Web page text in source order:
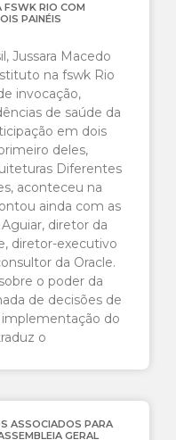
FSWK RIO COM
PAINÉIS
Jussara Macedo
na fswk Rio
invocação,
de saúde da
em dois
deles,
Diferentes
aconteceu na
ainda com as
diretor da
diretor-executivo
da Oracle.
o poder da
de decisões de
implementação do
o
ASSOCIADOS PARA
GERAL